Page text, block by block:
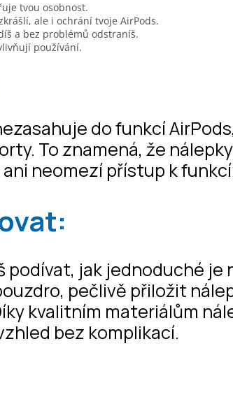
tvou osobnost.
ale i ochrání tvoje AirPods.
a bez problémů odstraníš.
používání.
do funkcí
To znamená, že nálepky
neomezí přístup k
podívat, jak jednoduché je
pečlivě přiložit
kvalitním materiálům
bez komplikací.